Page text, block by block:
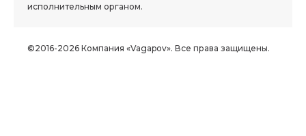
исполнительным органом.
©2016-2026 Компания «Vagapov». Все права защищены.